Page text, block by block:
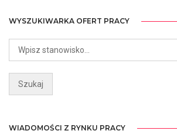
WYSZUKIWARKA OFERT PRACY
WIADOMOŚCI Z RYNKU PRACY